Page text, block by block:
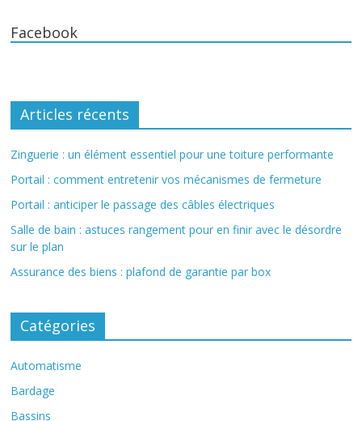
Facebook
Articles récents
Zinguerie : un élément essentiel pour une toiture performante
Portail : comment entretenir vos mécanismes de fermeture
Portail : anticiper le passage des câbles électriques
Salle de bain : astuces rangement pour en finir avec le désordre
sur le plan
Assurance des biens : plafond de garantie par box
Catégories
Automatisme
Bardage
Bassins